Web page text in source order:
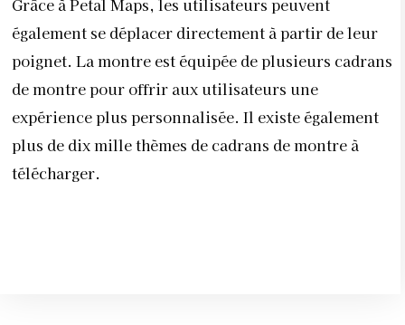
Grâce à Petal Maps, les utilisateurs peuvent
également se déplacer directement à partir de leur
poignet. La montre est équipée de plusieurs cadrans
de montre pour offrir aux utilisateurs une
expérience plus personnalisée. Il existe également
plus de dix mille thèmes de cadrans de montre à
télécharger.